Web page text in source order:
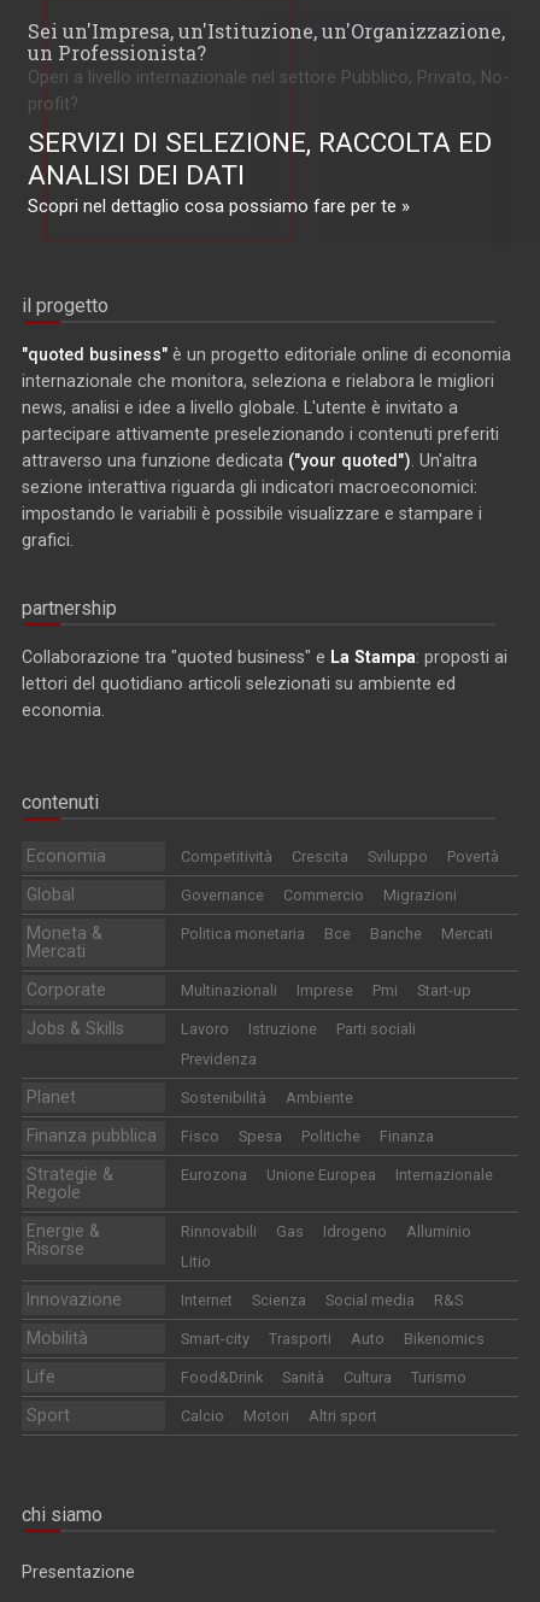
Sei un'Impresa, un'Istituzione, un'Organizzazione,
un Professionista?
Operi a livello internazionale nel settore Pubblico, Privato, No-
profit?
SERVIZI DI SELEZIONE, RACCOLTA ED
ANALISI DEI DATI
Scopri nel dettaglio cosa possiamo fare per te »
il progetto
"quoted business" è un progetto editoriale online di economia
internazionale che monitora, seleziona e rielabora le migliori
news, analisi e idee a livello globale. L'utente è invitato a
partecipare attivamente preselezionando i contenuti preferiti
attraverso una funzione dedicata ("your quoted") . Un'altra
sezione interattiva riguarda gli indicatori macroeconomici:
impostando le variabili è possibile visualizzare e stampare i
grafici.
partnership
Collaborazione tra "quoted business" e La Stampa: proposti ai
lettori del quotidiano articoli selezionati su ambiente ed
economia.
contenuti
Economia Competitività Crescita Sviluppo Povertà
Global Governance Commercio Migrazioni
Moneta &
Mercati
Politica monetaria Bce Banche Mercati
Corporate Multinazionali Imprese Pmi Start-up
Jobs & Skills Lavoro Istruzione
Parti sociali
Previdenza
Planet Sostenibilità Ambiente
Finanza pubblica Fisco Spesa Politiche Finanza
Strategie &
Regole
Eurozona Unione Europea Internazionale
Energie &
Risorse
Rinnovabili Gas Idrogeno
Alluminio
Litio
Innovazione Internet Scienza Social media R&S
Mobilità Smart-city Trasporti Auto Bikenomics
Life Food&Drink Sanità Cultura Turismo
Sport Calcio Motori Altri sport
chi siamo
Presentazione